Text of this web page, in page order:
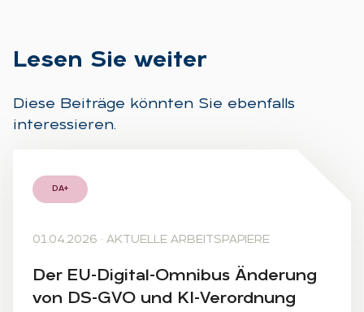
Le­sen Sie wei­ter
Diese Beiträge könnten Sie ebenfalls
interessieren.
DA+
01.04.2026 · AKTUELLE ARBEITSPAPIERE
Der EU-Di­gi­tal-Om­ni­bus Än­de­rung
von DS-GVO und KI-Ver­ord­nung